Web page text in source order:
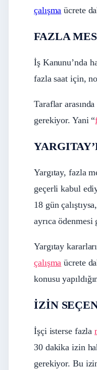
çalışma ücrete
FAZLA
İş Kanunu’nda
fazla saat için,
Taraflar
gerekiyor. Yani “
Yargıtay, fazla
geçerli kabul
18 gün
ayrıca ödenmesi
Yargıtay
çalışma ücrete
konusu
İZİN
İşçi isterse fazla
30 dakika izin
gerekiyor. Bu